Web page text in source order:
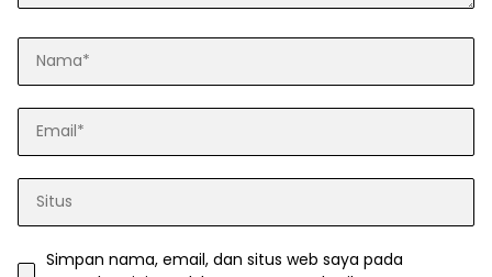
Simpan nama, email, dan situs web saya pada